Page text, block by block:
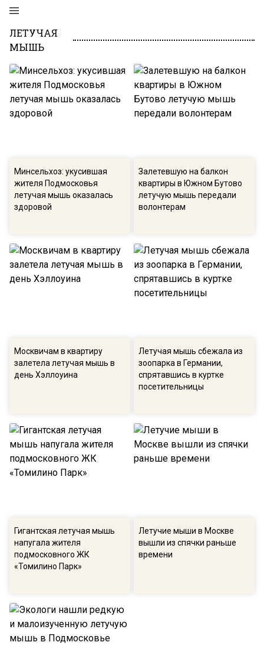
ЛЕТУЧАЯ
МЫШЬ
Минсельхоз: укусившая
жителя Подмосковья
летучая мышь оказалась
здоровой
Залетевшую на балкон
квартиры в Южном Бутово
летучую мышь передали
волонтерам
Москвичам в квартиру
залетела летучая мышь в
день Хэллоуина
Летучая мышь сбежала из
зоопарка в Германии,
спрятавшись в куртке
посетительницы
Гигантская летучая мышь
напугала жителя
подмосковного ЖК
«Томилино Парк»
Летучие мыши в Москве
вышли из спячки раньше
времени